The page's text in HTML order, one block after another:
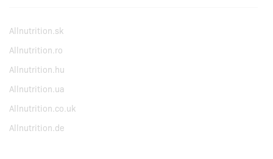
Allnutrition.sk
Allnutrition.ro
Allnutrition.hu
Allnutrition.ua
Allnutrition.co.uk
Allnutrition.de